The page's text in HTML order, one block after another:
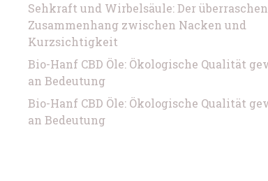
Sehkraft und Wirbelsäule: Der
Zusammenhang zwischen Nacken und
Kurzsichtigkeit
Bio-Hanf CBD Öle: Ökologische Qualität
an Bedeutung
Bio-Hanf CBD Öle: Ökologische Qualität
an Bedeutung